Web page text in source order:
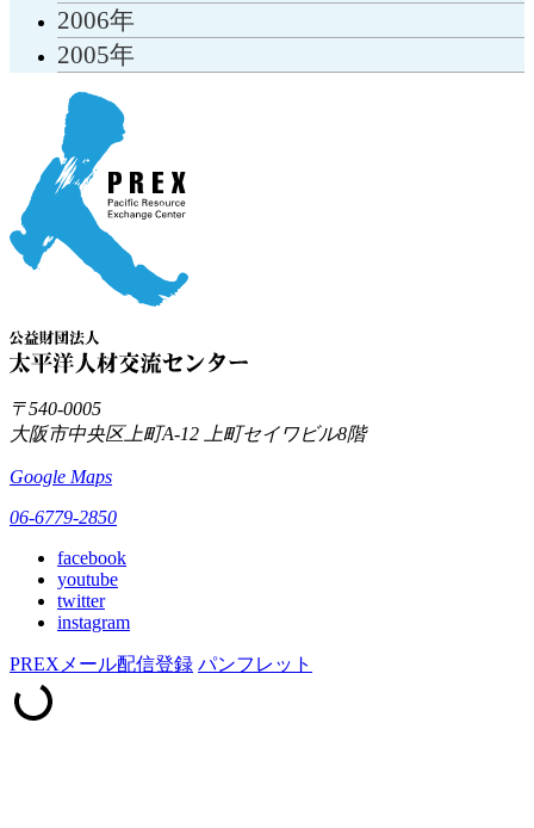
2006年
2005年
〒540-0005
大阪市中央区上町A-12
上町セイワビル8階
Google Maps
06-6779-2850
facebook
youtube
twitter
instagram
PREXメール配信登録 パンフレット